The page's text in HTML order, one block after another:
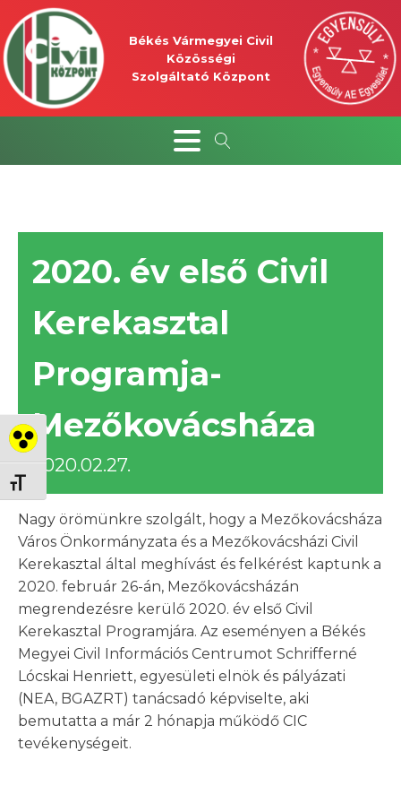
Nagy kontraszt váltása
Betűméret váltása
Békés Vármegyei Civil
Közösségi
Szolgáltató Központ
2020. év első Civil
Kerekasztal
Programja-
Mezőkovácsháza
2020.02.27.
Nagy örömünkre szolgált, hogy a Mezőkovácsháza
Város Önkormányzata és a Mezőkovácsházi Civil
Kerekasztal által meghívást és felkérést kaptunk a
2020. február 26-án, Mezőkovácsházán
megrendezésre kerülő 2020. év első Civil
Kerekasztal Programjára. Az eseményen a Békés
Megyei Civil Információs Centrumot Schrifferné
Lócskai Henriett, egyesületi elnök és pályázati
(NEA, BGAZRT) tanácsadó képviselte, aki
bemutatta a már 2 hónapja működő CIC
tevékenységeit.